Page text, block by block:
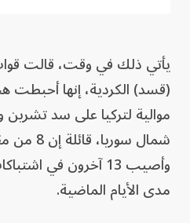
يأتي ذلك في وقت، قالت
(قسد) الكردية، إنها
موالية لتركيا على سد
شمال
وأصيب 13 آخرون في
مدى الأيام الماضية.